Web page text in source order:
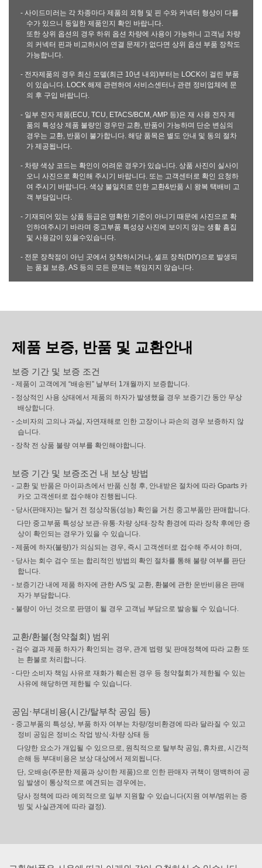
- 사이드미러는 각 차종마다 제품의 외형 및 핀 수와 커넥터 형상이 다를
수가 있으니 동일한 제품인지 확인 바랍니다.
또한 상위 옵션의 경우 하위 옵션 차량에 사용이 가능하니 고객님 차량
의 커넥터 핀과 비교하시어 연결 문제가 없다면 상위 옵션 부품 장착도
가능합니다.
- 전자제품의 경우 최신 모델(최근 10년 내외)부터는 LOCK이 걸린 부품
이 있습니다. LOCK 해제 관련하여 서비스센터나 관련 정비업체에 문
의 후 구입 바랍니다.
- 일부 전자 제품(ECU, TCU, ETACS/BCM, AMP 등)은 재 사용 전자 제
품의 특성상 제품 불량인 경우만 교환, 반품이 가능하며 단순 변심의
경우는 교환, 반품이 불가합니다. 해당 품목은 별도 안내 및 동의 절차
가 제공됩니다.
- 차량 색상 코드는 확인이 어려운 경우가 있습니다. 상품 사진이 실사이
오니 사진으로 확인해 주시기 바랍니다. 또는 고객센터로 확인 요청하
여 주시기 바랍니다. 색상 불일치로 인한 교환&반품 시 왕복 택배비 고
객 부담입니다.
- 기재되어 있는 상품 등급은 명확한 기준이 아니기 때문에 사진으로 확
인하여주시기 바라며 중고부품 특성상 사진에 보이지 않는 생활 흠집
및 사용감이 있을수있습니다.
- 전문 장착점이 아닌 곳에서 장착하시거나, 셀프 장착(DIY)으로 발생되
는 품질 보증, AS 등의 모든 문제는 책임지지 않습니다.
제품 보증, 반품 및 교환안내
보증 기간 및 보증 조건
- 제품이 고객에게 “배송된” 날부터 1개월까지 보증합니다.
- 정상적인 사용 상태에서 제품의 하자가 발생했을 경우 보증기간 동안 무상
배상합니다.
- 소비자의 고의나 과실, 자연재해로 인한 고장이나 파손의 경우 보증하지 않
습니다.
- 장착 전 상품 불량 여부를 확인해야합니다.
보증 기간 및 보증조건 내 보상 방법
- 교환 및 반품은 마이파츠에서 반품 신청 후, 안내받은 절차에 따라 Gparts 카
카오 고객센터로 접수해야 진행됩니다.
- 당사(판매자)는 탈거 전 정상작동(성능) 확인을 거친 중고부품만 판매합니다.
다만 중고부품 특성상 보관·유통·차량 상태·장착 환경에 따라 장착 후에만 증
상이 확인되는 경우가 있을 수 있습니다.
- 제품에 하자(불량)가 의심되는 경우, 즉시 고객센터로 접수해 주셔야 하며,
- 당사는 회수 검수 또는 합리적인 방법의 확인 절차를 통해 불량 여부를 판단
합니다.
- 보증기간 내에 제품 하자에 관한 A/S 및 교환, 환불에 관한 운반비용은 판매
자가 부담합니다.
- 불량이 아닌 것으로 판명이 될 경우 고객님 부담으로 발송될 수 있습니다.
교환/환불(청약철회) 범위
- 검수 결과 제품 하자가 확인되는 경우, 관계 법령 및 판매정책에 따라 교환 또
는 환불로 처리합니다.
- 다만 소비자 책임 사유로 재화가 훼손된 경우 등 청약철회가 제한될 수 있는
사유에 해당하면 제한될 수 있습니다.
공임·부대비용(시간/탈부착 공임 등)
- 중고부품의 특성상, 부품 하자 여부는 차량/정비환경에 따라 달라질 수 있고
정비 공임은 정비소 작업 방식·차량 상태 등
다양한 요소가 개입될 수 있으므로, 원칙적으로 탈부착 공임, 휴차료, 시간적
손해 등 부대비용은 보상 대상에서 제외됩니다.
단, 오배송(주문한 제품과 상이한 제품)으로 인한 판매자 귀책이 명백하여 공
임 발생이 통상적으로 예견되는 경우에는,
당사 정책에 따라 예외적으로 일부 지원할 수 있습니다(지원 여부/범위는 증
빙 및 사실관계에 따라 결정).